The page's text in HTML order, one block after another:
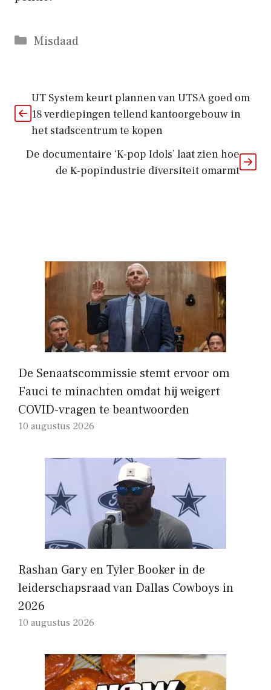
Categorieën
Misdaad
UT System keurt plannen van UTSA goed om
18 verdiepingen tellend kantoorgebouw in
het stadscentrum te kopen
De documentaire ‘K-pop Idols’ laat zien hoe
de K-popindustrie diversiteit omarmt
De Senaatscommissie stemt ervoor om
Fauci te minachten omdat hij weigert
COVID-vragen te beantwoorden
10 augustus 2026
Rashan Gary en Tyler Booker in de
leiderschapsraad van Dallas Cowboys in
2026
10 augustus 2026